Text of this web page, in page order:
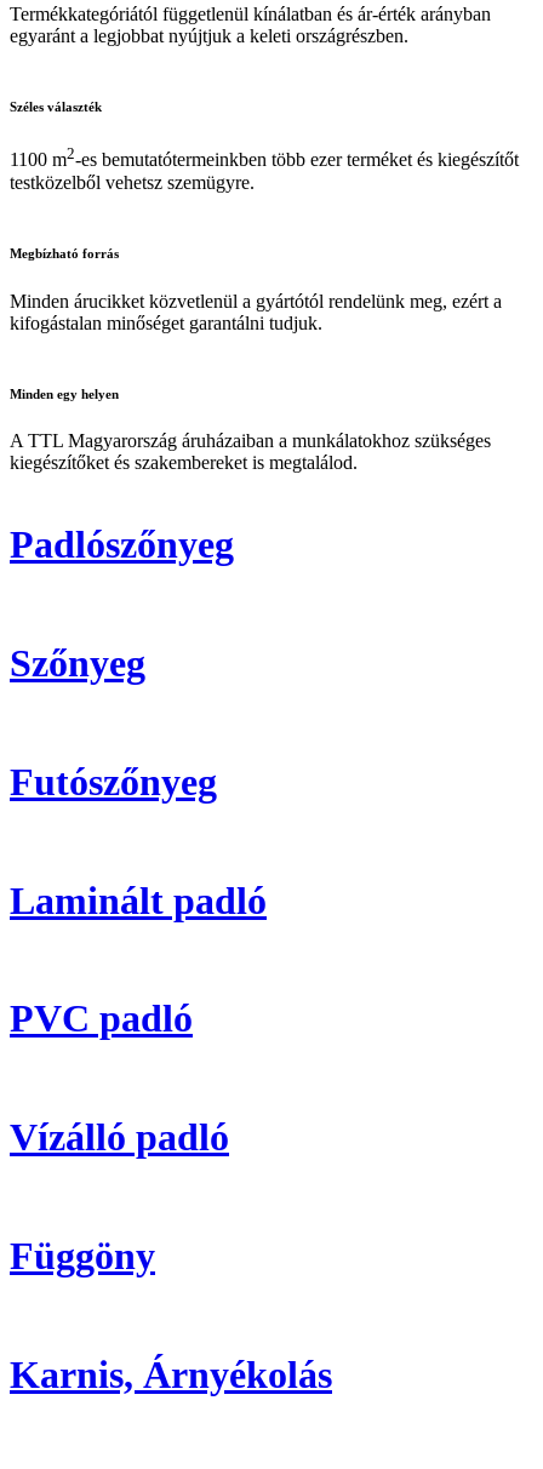
Termékkategóriától függetlenül kínálatban és ár-érték arányban
egyaránt a legjobbat nyújtjuk a keleti országrészben.
Széles választék
1100 m2-es bemutatótermeinkben több ezer terméket és kiegészítőt
testközelből vehetsz szemügyre.
Megbízható forrás
Minden árucikket közvetlenül a gyártótól rendelünk meg, ezért a
kifogástalan minőséget garantálni tudjuk.
Minden egy helyen
A TTL Magyarország áruházaiban a munkálatokhoz szükséges
kiegészítőket és szakembereket is megtalálod.
Padlószőnyeg
Szőnyeg
Futószőnyeg
Laminált padló
PVC padló
Vízálló padló
Függöny
Karnis, Árnyékolás